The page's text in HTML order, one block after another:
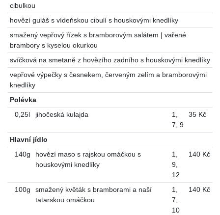
cibulkou
hovězí guláš s vídeňskou cibulí s houskovými knedlíky
smažený vepřový řízek s bramborovým salátem | vařené
brambory s kyselou okurkou
svíčková na smetaně z hovězího zadního s houskovými knedlíky
vepřové výpečky s česnekem, červeným zelím a bramborovými
knedlíky
Polévka
0,25l
jihočeská kulajda 1,
7, 9
35 Kč
Hlavní jídlo
140g
hovězí maso s rajskou omáčkou s
houskovými knedlíky
1,
9,
12
140 Kč
100g
smažený květák s bramborami a naší
tatarskou omáčkou
1,
7,
10
140 Kč